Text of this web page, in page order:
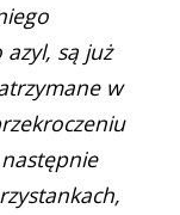
są już
w